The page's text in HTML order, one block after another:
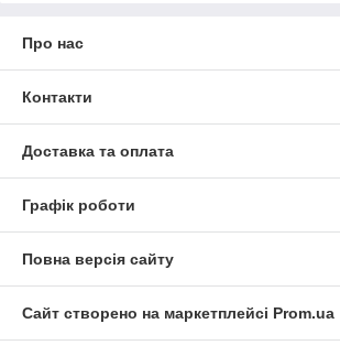
Про нас
Контакти
Доставка та оплата
Графік роботи
Повна версія сайту
Сайт створено на маркетплейсі Prom.ua